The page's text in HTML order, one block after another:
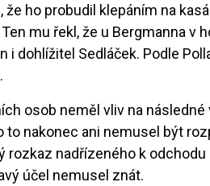
že ho probudil klepáním na
mu řekl, že u Bergmanna v
i dohlížitel Sedláček. Podle
osob neměl vliv na
nakonec ani nemusel být
rozkaz nadřízeného k odchodu
účel nemusel znát.